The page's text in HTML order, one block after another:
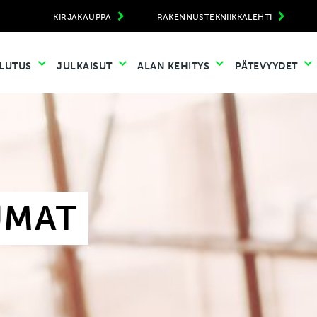
RAKENNUSTEKNIIKKALEHTI
KIRJAKAUPPA
JULKAISUT ALAN KEHITYS PÄTEVYYDET